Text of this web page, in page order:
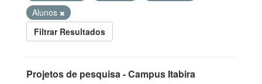
Alunos
Filtrar Resultados
Projetos de pesquisa - Campus Itabira